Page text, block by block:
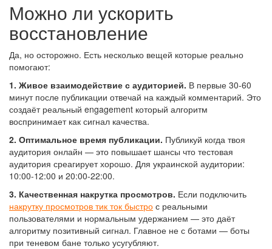
Можно ли ускорить
восстановление
Да, но осторожно. Есть несколько вещей которые реально
помогают:
1. Живое взаимодействие с аудиторией. В первые 30-60
минут после публикации отвечай на каждый комментарий. Это
создаёт реальный engagement который алгоритм
воспринимает как сигнал качества.
2. Оптимальное время публикации. Публикуй когда твоя
аудитория онлайн — это повышает шансы что тестовая
аудитория среагирует хорошо. Для украинской аудитории:
10:00-12:00 и 20:00-22:00.
3. Качественная накрутка просмотров. Если подключить
накрутку просмотров тик ток быстро с реальными
пользователями и нормальным удержанием — это даёт
алгоритму позитивный сигнал. Главное не с ботами — боты
при теневом бане только усугубляют.